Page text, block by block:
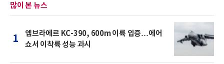
많이 본 뉴스
1
엠브라에르 KC-390, 600m 이륙 입증…에어
쇼서 이착륙 성능 과시